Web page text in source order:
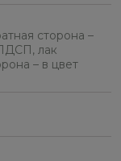
сторона –
лак
– в цвет